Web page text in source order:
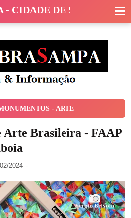
- CIDADE DE SÃO PAULO
- ARTE
Arte Brasileira - FAAP
2024